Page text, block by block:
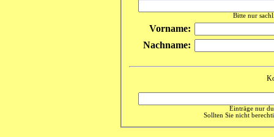
Bitte nur
Vorname:
Nachname:
Einträge nur
Sollten Sie nicht